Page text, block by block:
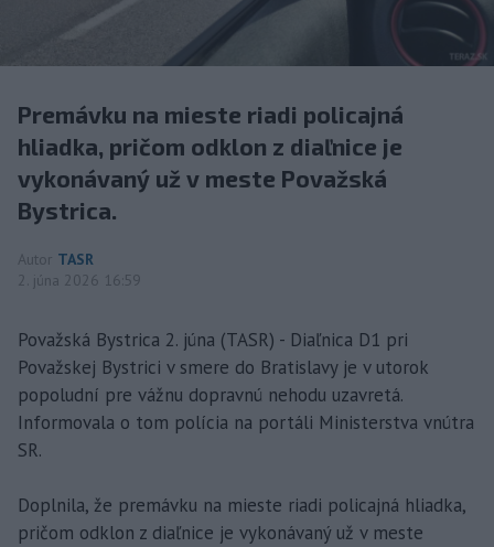
Premávku na mieste riadi policajná
hliadka, pričom odklon z diaľnice je
vykonávaný už v meste Považská
Bystrica.
Autor TASR
2. júna 2026 16:59
Považská Bystrica 2. júna (TASR) - Diaľnica D1 pri
Považskej Bystrici v smere do Bratislavy je v utorok
popoludní pre vážnu dopravnú nehodu uzavretá.
Informovala o tom polícia na portáli Ministerstva vnútra
SR.
Doplnila, že premávku na mieste riadi policajná hliadka,
pričom odklon z diaľnice je vykonávaný už v meste